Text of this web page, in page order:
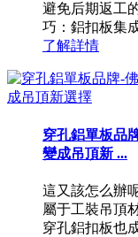
避免后期返工
巧：鋁扣板集
了解詳情
穿孔鋁單板品
變成吊頂新 ...
這又該怎么辦
屬于工裝吊頂
穿孔鋁扣板也